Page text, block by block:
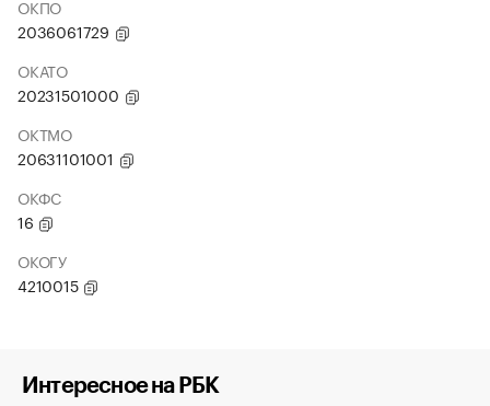
ОКПО
2036061729
ОКАТО
20231501000
ОКТМО
20631101001
ОКФС
16
ОКОГУ
4210015
Интересное на РБК